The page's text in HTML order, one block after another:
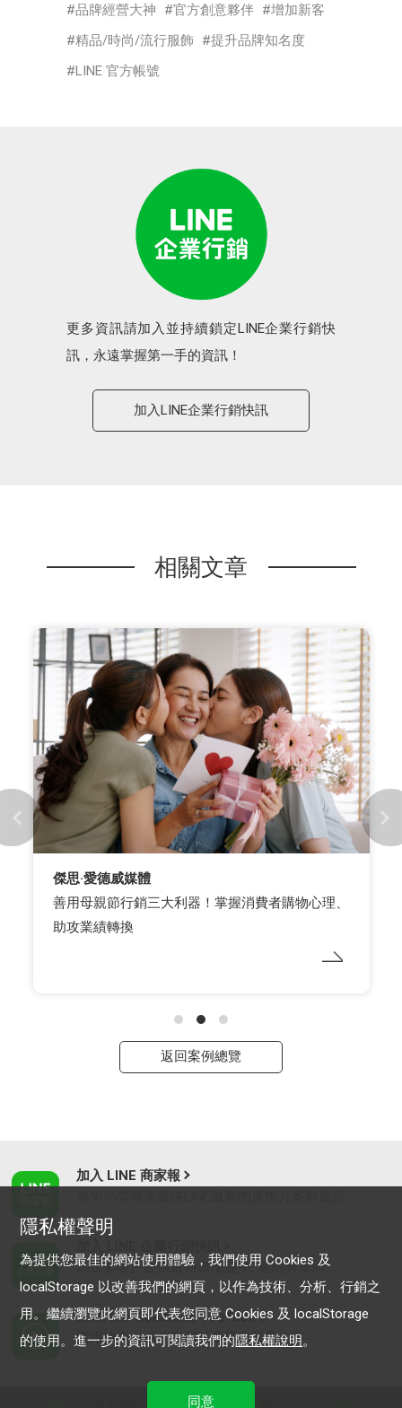
品牌經營大神 官方創意夥伴
增加新客
精品/時尚/流行服飾
提升品牌知名度
LINE 官方帳號
更多資訊請加入並持續鎖定LINE企業行銷快
訊，永遠掌握第一手的資訊！
加入LINE企業行銷快訊
相關文章
ASICS
【舒適穩步 超越30】 打卡任務 一步一步致敬
ASICS 傳奇鞋款- GEL-KAYANO 30
返回案例總覽
加入 LINE 商家報
為企業客戶提供最新市場趨勢, 應用與案例
LINE Biz-Solutions YouTube
實用教學、成功案例等多樣化影音內容
服務條款
隱私權聲明
為提供您最佳的網站使用體驗，我們使用 Cookies 及
localStorage 以改善我們的網頁，以作為技術、分析、行銷之
用。繼續瀏覽此網頁即代表您同意 Cookies 及 localStorage
的使用。進一步的資訊可閱讀我們的隱私權說明。
同意